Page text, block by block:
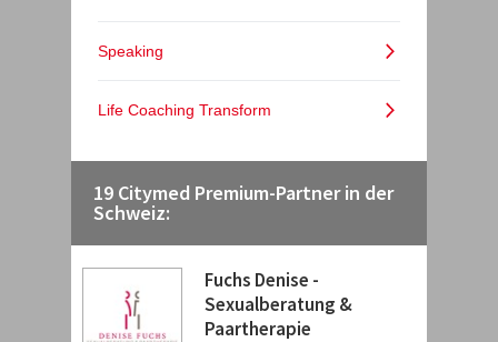
19 Citymed Premium-Partner in der
Schweiz:
Fuchs Denise -
Sexualberatung &
Paartherapie